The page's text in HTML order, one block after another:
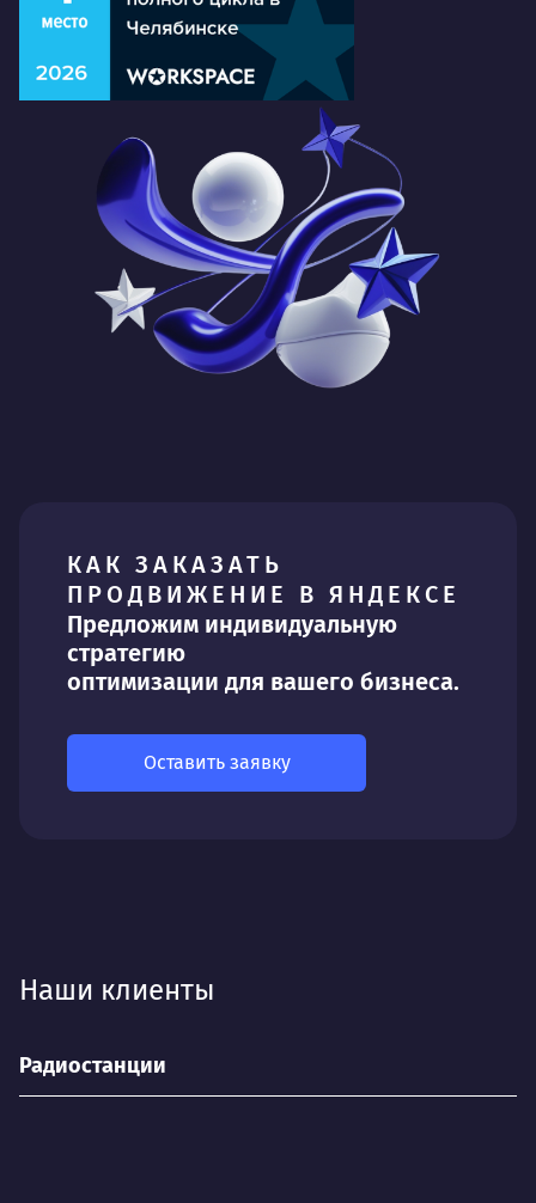
КАК ЗАКАЗАТЬ
ПРОДВИЖЕНИЕ В ЯНДЕКСЕ
Предложим индивидуальную
стратегию
оптимизации для вашего бизнеса.
Оставить заявку
Наши клиенты
Радиостанции